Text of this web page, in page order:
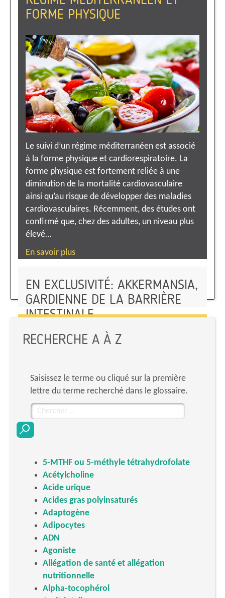
FORME PHYSIQUE
Le suivi d’un régime méditerranéen est associé
à la forme physique et cardiorespiratoire. La
forme physique est fortement reliée à une
diminution de la mortalité cardiovasculaire
ainsi qu’au risque de développer des maladies
cardiovasculaires. Récemment, des études ont
confirmé que, chez des adultes, un niveau plus
élevé…
En savoir plus
EN EXCLUSIVITÉ: AKKERMANSIA,
GARDIENNE DE LA BARRIÈRE
INTESTINALE
En savoir plus
IODE ET ALIMENTATION
RECHERCHE A À Z
Saisissez le terme ou cliqué sur la première
lettre du terme recherché dans le glossaire.
Chercher
pour
5-MTHF ou 5-méthyle tétrahydrofolate
Acétylcholine
Acide urique
Acides gras polyinsaturés
Adaptogène
Adipocytes
ADN
Agoniste
Allégation de santé et allégation
nutritionnelle
Alpha-tocophérol